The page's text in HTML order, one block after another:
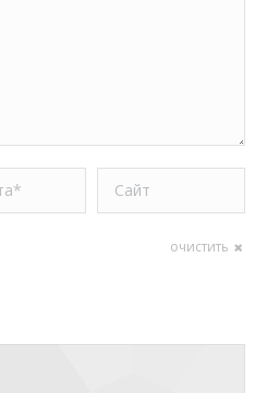
Сайт
очистить